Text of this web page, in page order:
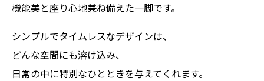
機能美と座り心地兼ね備えた一脚です。
シンプルでタイムレスなデザインは、
どんな空間にも溶け込み、
日常の中に特別なひとときを与えてくれます。